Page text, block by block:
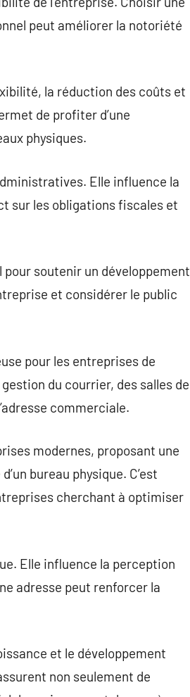
peut améliorer la notoriété
la réduction des coûts et
de profiter d’une
physiques.
Elle influence la
sur les obligations fiscales et
soutenir un développement
et considérer le public
pour les entreprises de
du courrier, des salles de
commerciale.
modernes, proposant une
bureau physique. C’est
cherchant à optimiser
Elle influence la perception
adresse peut renforcer la
et le développement
non seulement de